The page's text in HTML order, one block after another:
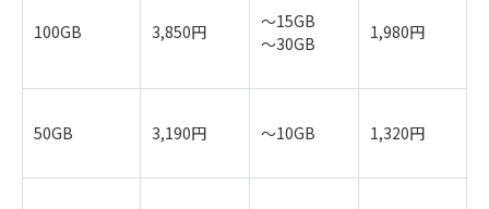
100GB 3,850円
～15GB
～30GB
1,980円
50GB 3,190円 ～10GB 1,320円